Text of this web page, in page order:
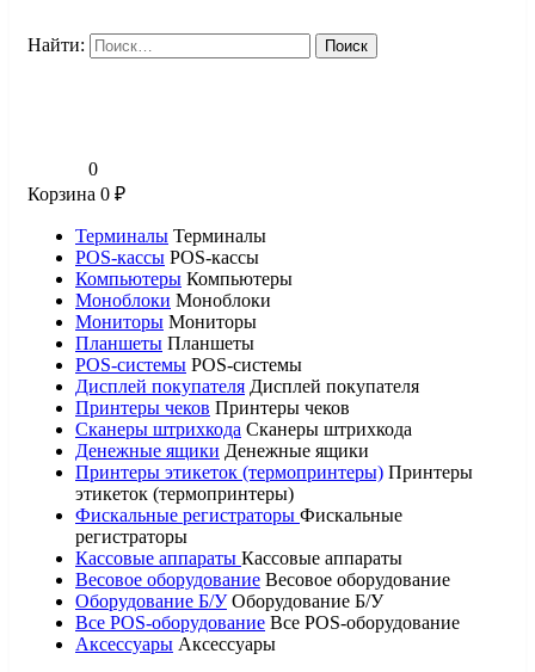
Найти:
0
Корзина 0 ₽
Терминалы Терминалы
POS-кассы POS-кассы
Компьютеры Компьютеры
Моноблоки Моноблоки
Мониторы Мониторы
Планшеты Планшеты
POS-системы POS-системы
Дисплей покупателя Дисплей покупателя
Принтеры чеков Принтеры чеков
Сканеры штрихкода Сканеры штрихкода
Денежные ящики Денежные ящики
Принтеры этикеток (термопринтеры) Принтеры
этикеток (термопринтеры)
Фискальные регистраторы Фискальные
регистраторы
Кассовые аппараты Кассовые аппараты
Весовое оборудование Весовое оборудование
Оборудование Б/У Оборудование Б/У
Все POS-оборудование Все POS-оборудование
Аксессуары Аксессуары